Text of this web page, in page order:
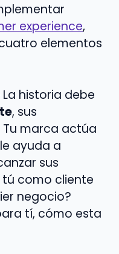
experience,
elementos
La historia debe
, sus
marca actúa
ayuda a
sus
tú como cliente
negocio?
tí, cómo esta